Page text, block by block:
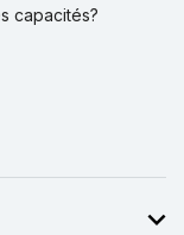
capacités?